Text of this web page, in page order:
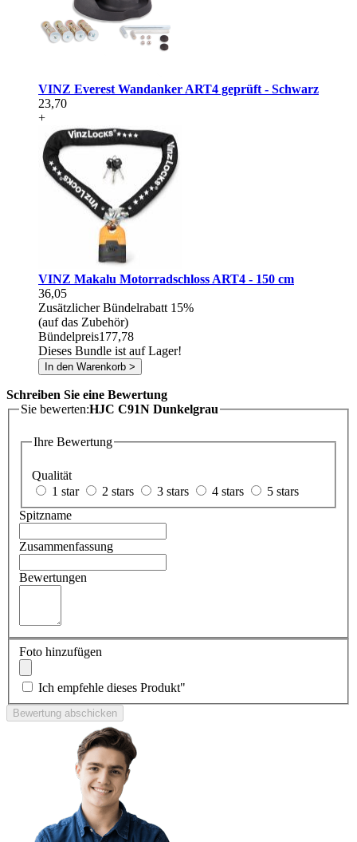
VINZ Everest Wandanker ART4 geprüft - Schwarz
23,70
+
VINZ Makalu Motorradschloss ART4 - 150 cm
36,05
Zusätzlicher Bündelrabatt 15%
(auf das Zubehör)
Bündelpreis177,78
Dieses Bundle ist auf Lager!
In den Warenkorb >
Schreiben Sie eine Bewertung
Sie bewerten:HJC C91N Dunkelgrau
Ihre Bewertung
Qualität
1 star
2 stars 3 stars 4 stars
5 stars
Spitzname
Zusammenfassung
Bewertungen
Foto hinzufügen
Ich empfehle dieses Produkt"
Bewertung abschicken